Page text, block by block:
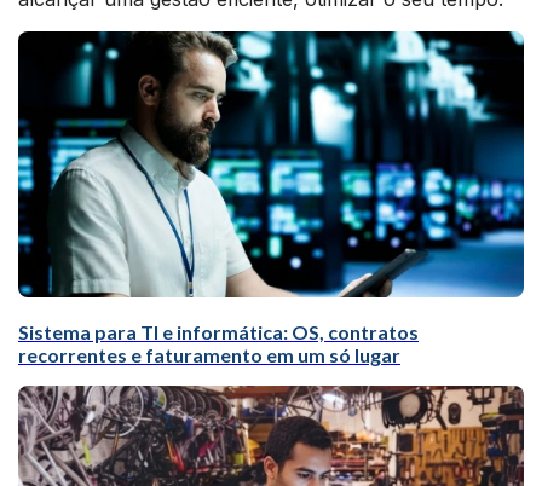
Sistema para TI e informática: OS, contratos
recorrentes e faturamento em um só lugar